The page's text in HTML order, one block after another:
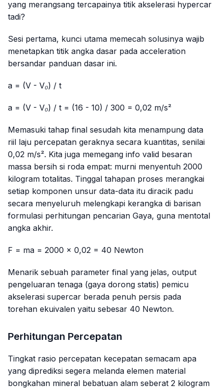
yang merangsang tercapainya titik akselerasi hypercar
tadi?
Sesi pertama, kunci utama memecah solusinya wajib
menetapkan titik angka dasar pada acceleration
bersandar panduan dasar ini.
a = (V - V₀) / t
a = (V - V₀) / t = (16 - 10) / 300 = 0,02 m/s²
Memasuki tahap final sesudah kita menampung data
riil laju percepatan geraknya secara kuantitas, senilai
0,02 m/s². Kita juga memegang info valid besaran
massa bersih si roda empat: murni menyentuh 2000
kilogram totalitas. Tinggal tahapan proses merangkai
setiap komponen unsur data-data itu diracik padu
secara menyeluruh melengkapi kerangka di barisan
formulasi perhitungan pencarian Gaya, guna mentotal
angka akhir.
F = ma = 2000 × 0,02 = 40 Newton
Menarik sebuah parameter final yang jelas, output
pengeluaran tenaga (gaya dorong statis) pemicu
akselerasi supercar berada penuh persis pada
torehan ekuivalen yaitu sebesar 40 Newton.
Perhitungan Percepatan
Tingkat rasio percepatan kecepatan semacam apa
yang diprediksi segera melanda elemen material
bongkahan mineral bebatuan alam seberat 2 kilogram